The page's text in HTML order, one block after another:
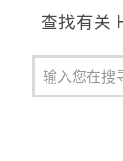
查找有关